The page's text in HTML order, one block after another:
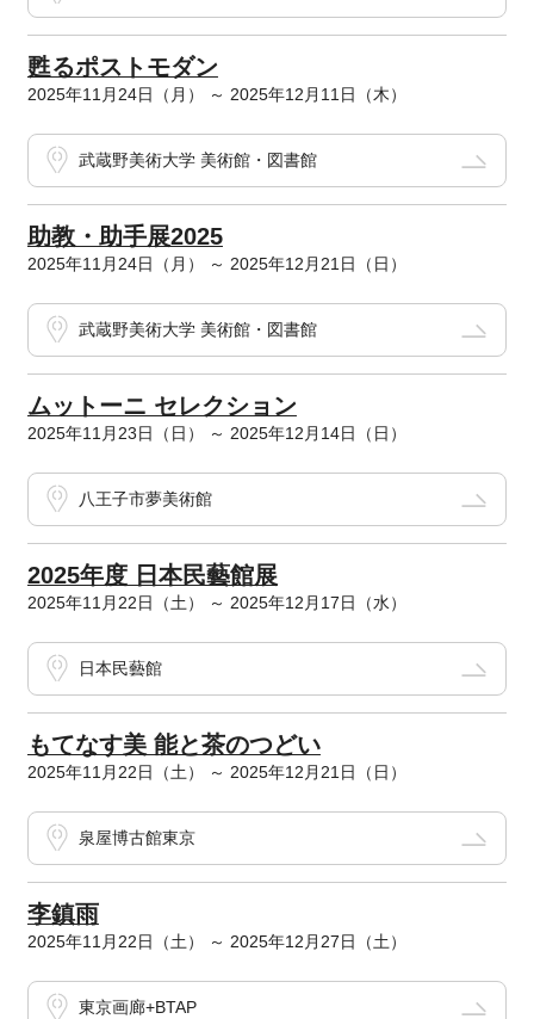
甦るポストモダン
2025年11月24日（月） ～ 2025年12月11日（木）
武蔵野美術大学 美術館・図書館
助教・助手展2025
2025年11月24日（月） ～ 2025年12月21日（日）
武蔵野美術大学 美術館・図書館
ムットーニ セレクション
2025年11月23日（日） ～ 2025年12月14日（日）
八王子市夢美術館
2025年度 日本民藝館展
2025年11月22日（土） ～ 2025年12月17日（水）
日本民藝館
もてなす美 能と茶のつどい
2025年11月22日（土） ～ 2025年12月21日（日）
泉屋博古館東京
李鎮雨
2025年11月22日（土） ～ 2025年12月27日（土）
東京画廊+BTAP